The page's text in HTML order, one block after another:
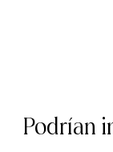
Podrían